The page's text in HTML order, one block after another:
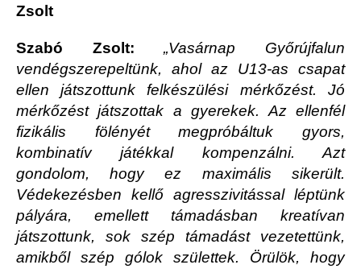
Zsolt
Szabó Zsolt: „Vasárnap Győrújfalun
vendégszerepeltünk, ahol az U13-as csapat
ellen játszottunk felkészülési mérkőzést. Jó
mérkőzést játszottak a gyerekek. Az ellenfél
fizikális fölényét megpróbáltuk gyors,
kombinatív játékkal kompenzálni. Azt
gondolom, hogy ez maximális sikerült.
Védekezésben kellő agresszivitással léptünk
pályára, emellett támadásban kreatívan
játszottunk, sok szép támadást vezetettünk,
amikből szép gólok születtek. Örülök, hogy